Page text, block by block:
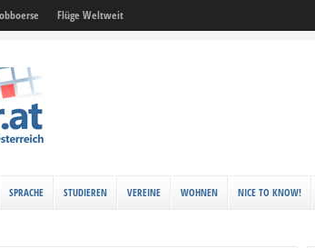
Flüge Weltweit
SPRACHE STUDIEREN VEREINE WOHNEN NICE TO KNOW!